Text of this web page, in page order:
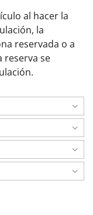
al hacer la
la
reservada o a
reserva se